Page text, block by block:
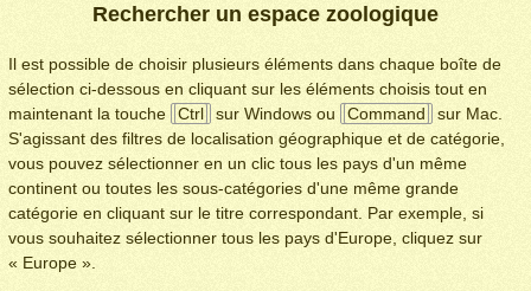
Rechercher un espace zoologique
Il est possible de choisir plusieurs éléments dans chaque boîte de
sélection ci-dessous en cliquant sur les éléments choisis tout en
maintenant la touche
Ctrl sur Windows ou Command
sur Mac.
S'agissant des filtres de localisation géographique et de catégorie,
vous pouvez sélectionner en un clic tous les pays d'un même
continent ou toutes les sous-catégories d'une même grande
catégorie en cliquant sur le titre correspondant. Par exemple, si
vous souhaitez sélectionner tous les pays d'Europe, cliquez sur
« Europe ».